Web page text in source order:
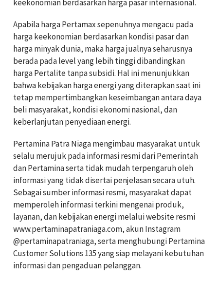
keekonomian berdasarkan harga pasar internasional.
Apabila harga Pertamax sepenuhnya mengacu pada
harga keekonomian berdasarkan kondisi pasar dan
harga minyak dunia, maka harga jualnya seharusnya
berada pada level yang lebih tinggi dibandingkan
harga Pertalite tanpa subsidi. Hal ini menunjukkan
bahwa kebijakan harga energi yang diterapkan saat ini
tetap mempertimbangkan keseimbangan antara daya
beli masyarakat, kondisi ekonomi nasional, dan
keberlanjutan penyediaan energi.
Pertamina Patra Niaga mengimbau masyarakat untuk
selalu merujuk pada informasi resmi dari Pemerintah
dan Pertamina serta tidak mudah terpengaruh oleh
informasi yang tidak disertai penjelasan secara utuh.
Sebagai sumber informasi resmi, masyarakat dapat
memperoleh informasi terkini mengenai produk,
layanan, dan kebijakan energi melalui website resmi
www.pertaminapatraniaga.com, akun Instagram
@pertaminapatraniaga, serta menghubungi Pertamina
Customer Solutions 135 yang siap melayani kebutuhan
informasi dan pengaduan pelanggan.